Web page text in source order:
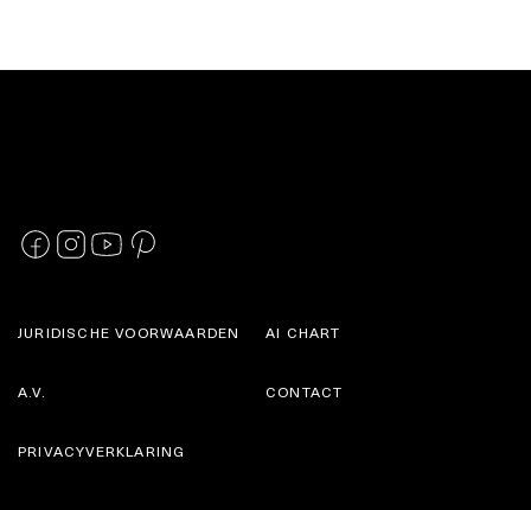
JURIDISCHE VOORWAARDEN
A.V.
AI CHART
CONTACT
PRIVACYVERKLARING